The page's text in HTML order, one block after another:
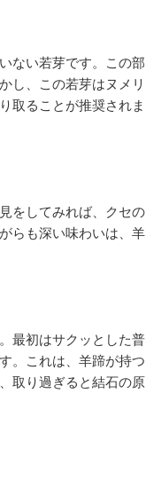
ない若芽です。この部
し、この若芽はヌメリ
取ることが推奨されま
をしてみれば、クセの
らも深い味わいは、羊
最初はサクッとした普
。これは、羊蹄が持つ
取り過ぎると結石の原